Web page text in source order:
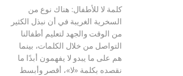
كلمة لا للأطفال: هناك نوع من
السخرية الغريبة في أن نبذل الكثير
من الوقت والجهد لتعليم أطفالنا
التواصل من خلال الكلمات، بينما
هم على ما يبدو لا يفهمون أبدًا ما
نقصده بكلمة «لا»، أقصر وأبسط